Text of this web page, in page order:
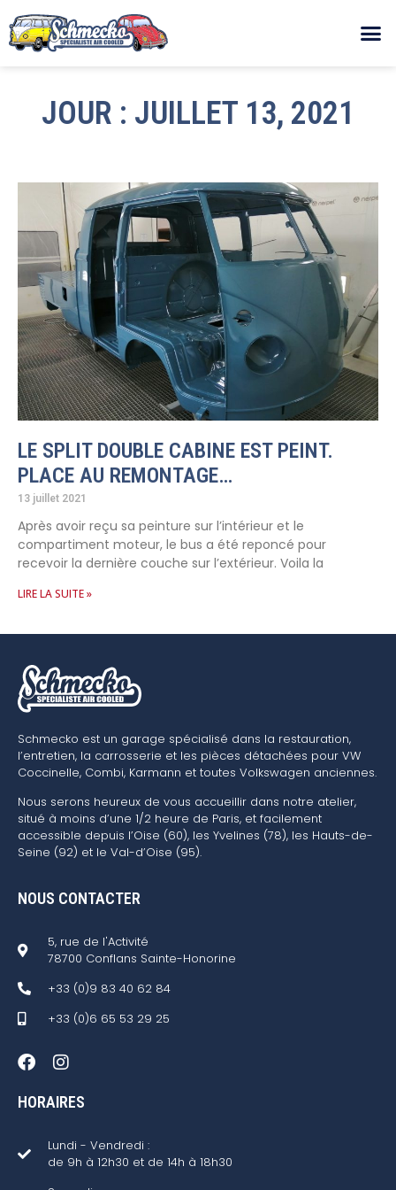
JOUR : JUILLET 13, 2021
LE SPLIT DOUBLE CABINE EST PEINT.
PLACE AU REMONTAGE…
13 juillet 2021
Après avoir reçu sa peinture sur l’intérieur et le
compartiment moteur, le bus a été reponcé pour
recevoir la dernière couche sur l’extérieur. Voila la
LIRE LA SUITE »
Schmecko est un garage spécialisé dans la restauration,
l’entretien, la carrosserie et les pièces détachées pour VW
Coccinelle, Combi, Karmann et toutes Volkswagen anciennes.
Nous serons heureux de vous accueillir dans notre atelier,
situé à moins d’une 1/2 heure de Paris, et facilement
accessible depuis l’Oise (60), les Yvelines (78), les Hauts-de-
Seine (92) et le Val-d’Oise (95).
NOUS CONTACTER
5, rue de l'Activité
78700 Conflans Sainte-Honorine
+33 (0)9 83 40 62 84
+33 (0)6 65 53 29 25
HORAIRES
Lundi - Vendredi :
de 9h à 12h30 et de 14h à 18h30